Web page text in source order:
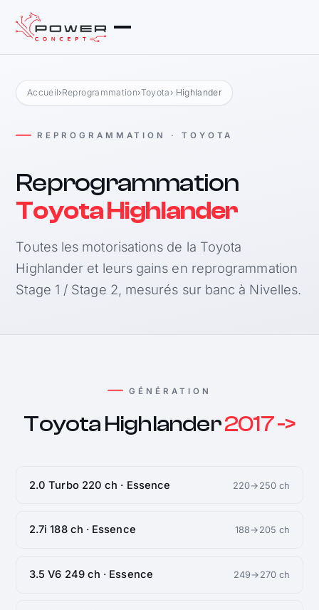
Accueil›Reprogrammation›Toyota › Highlander
REPROGRAMMATION · TOYOTA
Reprogrammation
Toyota Highlander
Toutes les motorisations de la Toyota
Highlander et leurs gains en reprogrammation
Stage 1 / Stage 2, mesurés sur banc à Nivelles.
GÉNÉRATION
Toyota Highlander2017 ->
2.0 Turbo 220 ch · Essence 220→250 ch
2.7i 188 ch · Essence 188→205 ch
3.5 V6 249 ch · Essence 249→270 ch